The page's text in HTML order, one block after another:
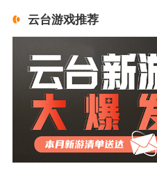
云台游戏推荐